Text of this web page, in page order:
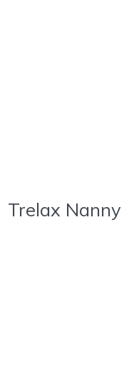
Trelax Nanny